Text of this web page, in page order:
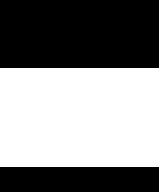
content